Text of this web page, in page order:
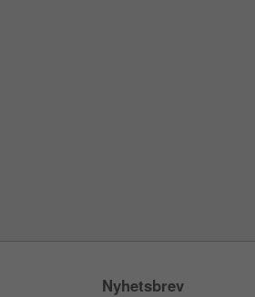
Nyhetsbrev